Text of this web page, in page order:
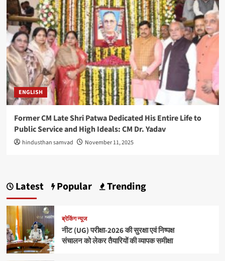
ENGLISH
Former CM Late Shri Patwa Dedicated His Entire Life to
Public Service and High Ideals: CM Dr. Yadav
hindusthan samvad November 11, 2025
Latest Popular Trending
ब्रेकिंग न्यूज
नीट (UG) परीक्षा-2026 की सुरक्षा एवं निष्पक्ष
संचालन को लेकर तैयारियों की व्यापक समीक्षा